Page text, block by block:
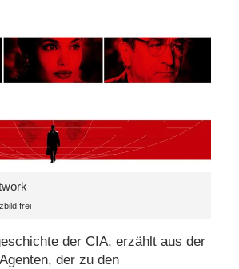
frei
der CIA, erzählt aus der
der zu den